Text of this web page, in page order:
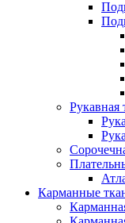
Рукавная
Карманные